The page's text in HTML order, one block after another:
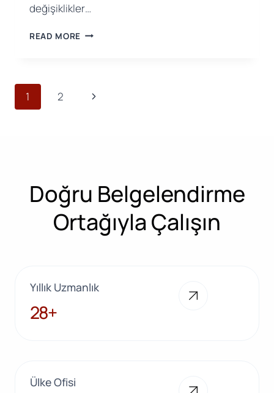
değişiklikler…
READ MORE OSHA,
YENI
Page
1 2
Next
Doğru Belgelendirme
Ortağıyla Çalışın
Yıllık Uzmanlık
28+
28+
Ülke Ofisi